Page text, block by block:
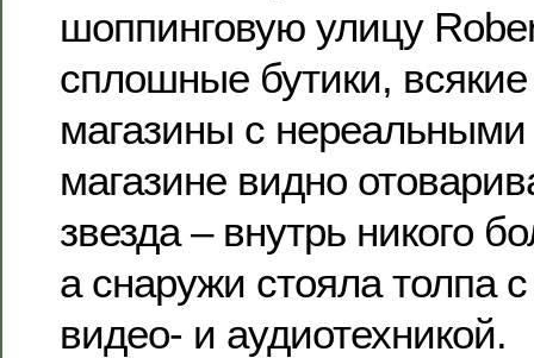
шоппинговую улицу
сплошные бутики,
магазины с
магазине видно
звезда – внутрь никого
а снаружи стояла толпа
видео- и аудиотехникой.